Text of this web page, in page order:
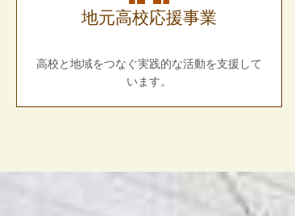
地元高校応援事業
高校と地域をつなぐ実践的な活動を支援して
います。